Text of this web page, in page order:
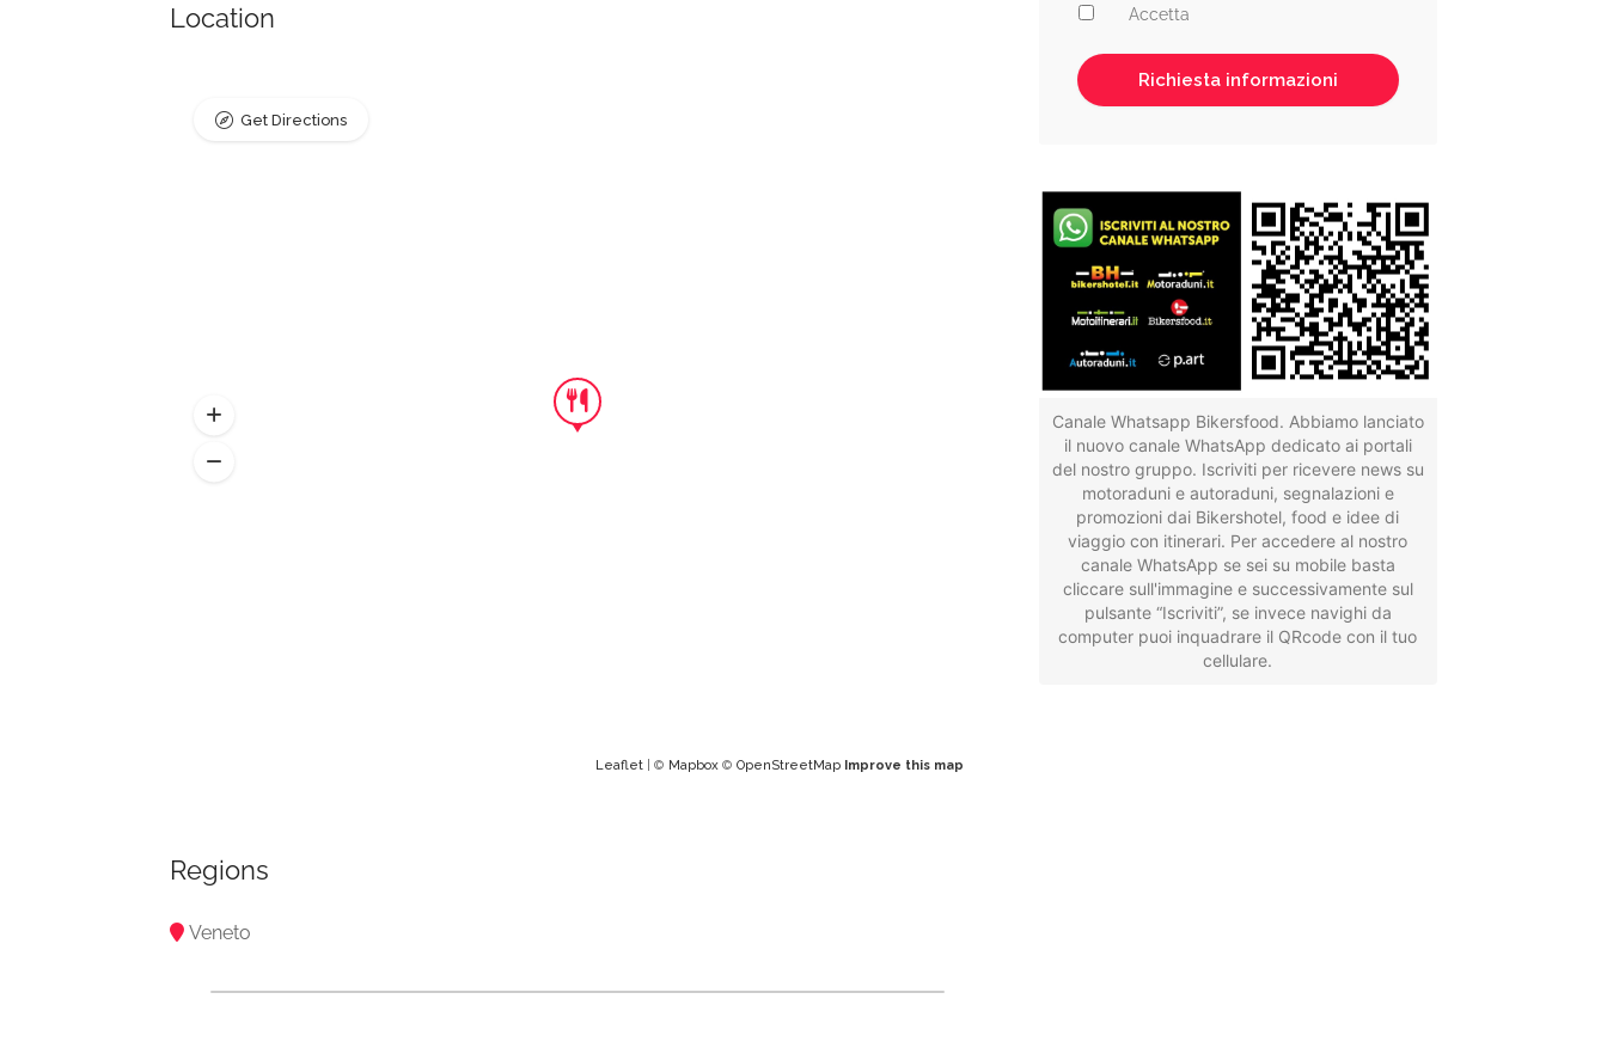
Location
Leaflet| © Mapbox© OpenStreetMap Improve this map
Get Directions
Regions
Veneto
Accetta
Canale Whatsapp Bikersfood. Abbiamo lanciato
il nuovo canale WhatsApp dedicato ai portali
del nostro gruppo. Iscriviti per ricevere news su
motoraduni e autoraduni, segnalazioni e
promozioni dai Bikershotel, food e idee di
viaggio con itinerari. Per accedere al nostro
canale WhatsApp se sei su mobile basta
cliccare sull'immagine e successivamente sul
pulsante “Iscriviti”, se invece navighi da
computer puoi inquadrare il QRcode con il tuo
cellulare.